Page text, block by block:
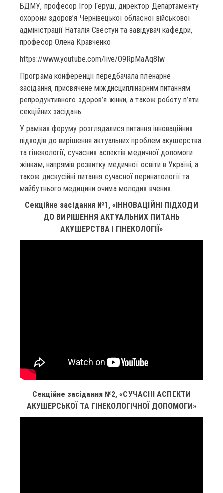
БДМУ, професор Ігор Геруш, директор Департаменту
охорони здоров’я Чернівецької обласної військової
адміністрації Наталія Свестун та завідувач кафедри,
професор Олена Кравченко.
https://www.youtube.com/live/O9RpMaAq8Iw
Програма конференції передбачала пленарне
засідання, присвячене міждисциплінарним питанням
репродуктивного здоров’я жінки, а також роботу п’яти
секційних засідань.
У рамках форуму розглядалися питання інноваційних
підходів до вирішення актуальних проблем акушерства
та гінекології, сучасних аспектів медичної допомоги
жінкам, напрямів розвитку медичної освіти в Україні, а
також дискусійні питання сучасної перинатології та
майбутнього медицини очима молодих вчених.
Секційне засідання №1, «ІННОВАЦІЙНІ ПІДХОДИ
ДО ВИРІШЕННЯ АКТУАЛЬНИХ ПИТАНЬ
АКУШЕРСТВА І ГІНЕКОЛОГІЇ»
Секційне засідання №2, «СУЧАСНІ АСПЕКТИ
АКУШЕРСЬКОЇ ТА ГІНЕКОЛОГІЧНОЇ ДОПОМОГИ»